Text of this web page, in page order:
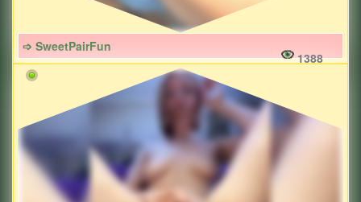
➩ SweetPairFun
1388